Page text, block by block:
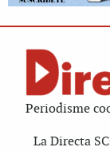
Periodisme
La Directa